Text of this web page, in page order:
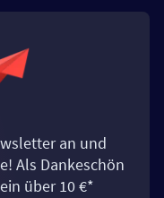
an und
Als Dankeschön
über 10 €*